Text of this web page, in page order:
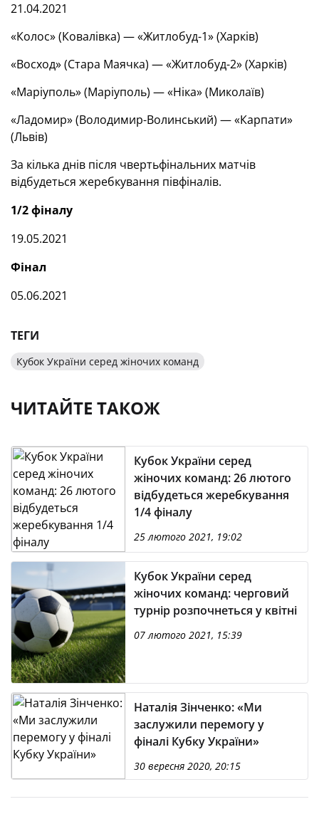
21.04.2021
«Колос» (Ковалівка) — «Житлобуд-1» (Харків)
«Восход» (Стара Маячка) — «Житлобуд-2» (Харків)
«Маріуполь» (Маріуполь) — «Ніка» (Миколаїв)
«Ладомир» (Володимир-Волинський) — «Карпати»
(Львів)
За кілька днів після чвертьфінальних матчів
відбудеться жеребкування півфіналів.
1/2 фіналу
19.05.2021
Фінал
05.06.2021
ТЕГИ
Кубок України серед жіночих команд
ЧИТАЙТЕ ТАКОЖ
Кубок України серед
жіночих команд: 26 лютого
відбудеться жеребкування
1/4 фіналу
25 лютого 2021, 19:02
Кубок України серед
жіночих команд: черговий
турнір розпочнеться у квітні
07 лютого 2021, 15:39
Наталія Зінченко: «Ми
заслужили перемогу у
фіналі Кубку України»
30 вересня 2020, 20:15